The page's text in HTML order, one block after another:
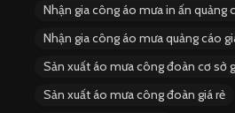
Nhận gia công áo mưa in ấn quảng
Nhận gia công áo mưa quảng cáo
Sản xuất áo mưa công đoàn cơ sở
Sản xuất áo mưa công đoàn giá rẻ